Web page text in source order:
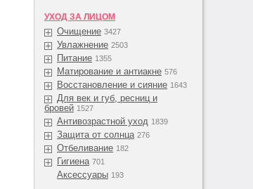
УХОД ЗА ЛИЦОМ
Очищение 3427
Увлажнение 2503
Питание 1355
Матирование и антиакне 576
Восстановление и сияние 1643
Для век и губ, ресниц и
бровей 1527
Антивозрастной уход 1839
Защита от солнца 276
Отбеливание 182
Гигиена 701
Аксессуары 193